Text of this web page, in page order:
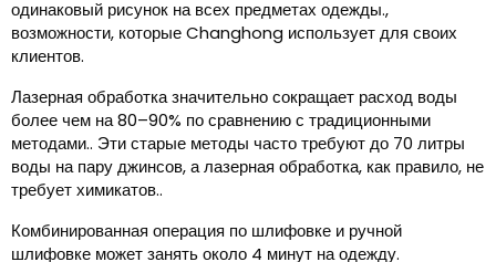
одинаковый рисунок на всех предметах одежды.,
возможности, которые Changhong использует для своих
клиентов.
Лазерная обработка значительно сокращает расход воды
более чем на 80–90% по сравнению с традиционными
методами.. Эти старые методы часто требуют до 70 литры
воды на пару джинсов, а лазерная обработка, как правило, не
требует химикатов..
Комбинированная операция по шлифовке и ручной
шлифовке может занять около 4 минут на одежду.